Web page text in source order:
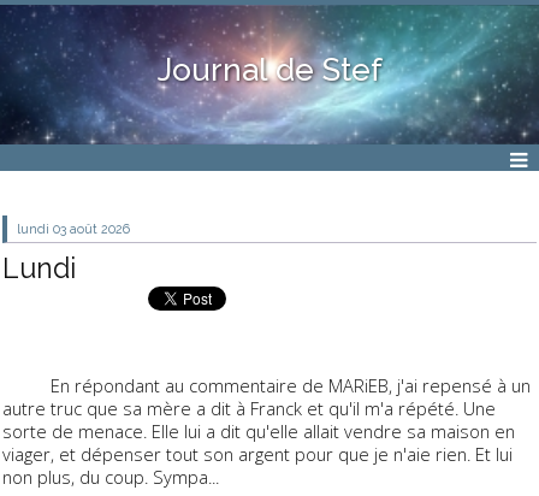
Journal de Stef
lundi 03 août 2026
Lundi
En répondant au commentaire de MARiEB, j'ai repensé à un
autre truc que sa mère a dit à Franck et qu'il m'a répété. Une
sorte de menace. Elle lui a dit qu'elle allait vendre sa maison en
viager, et dépenser tout son argent pour que je n'aie rien. Et lui
non plus, du coup. Sympa...